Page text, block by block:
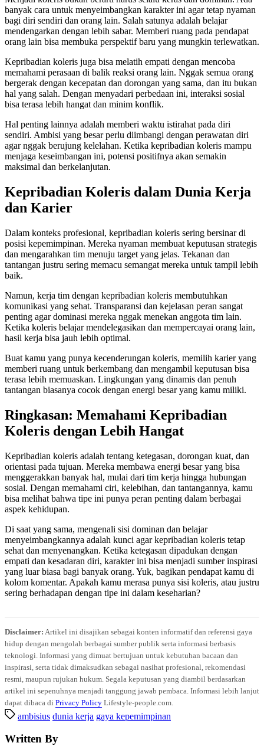
banyak cara untuk menyeimbangkan karakter ini agar tetap nyaman
bagi diri sendiri dan orang lain. Salah satunya adalah belajar
mendengarkan dengan lebih sabar. Memberi ruang pada pendapat
orang lain bisa membuka perspektif baru yang mungkin terlewatkan.
Kepribadian koleris juga bisa melatih empati dengan mencoba
memahami perasaan di balik reaksi orang lain. Nggak semua orang
bergerak dengan kecepatan dan dorongan yang sama, dan itu bukan
hal yang salah. Dengan menyadari perbedaan ini, interaksi sosial
bisa terasa lebih hangat dan minim konflik.
Hal penting lainnya adalah memberi waktu istirahat pada diri
sendiri. Ambisi yang besar perlu diimbangi dengan perawatan diri
agar nggak berujung kelelahan. Ketika kepribadian koleris mampu
menjaga keseimbangan ini, potensi positifnya akan semakin
maksimal dan berkelanjutan.
Kepribadian Koleris dalam Dunia Kerja
dan Karier
Dalam konteks profesional, kepribadian koleris sering bersinar di
posisi kepemimpinan. Mereka nyaman membuat keputusan strategis
dan mengarahkan tim menuju target yang jelas. Tekanan dan
tantangan justru sering memacu semangat mereka untuk tampil lebih
baik.
Namun, kerja tim dengan kepribadian koleris membutuhkan
komunikasi yang sehat. Transparansi dan kejelasan peran sangat
penting agar dominasi mereka nggak menekan anggota tim lain.
Ketika koleris belajar mendelegasikan dan mempercayai orang lain,
hasil kerja bisa jauh lebih optimal.
Buat kamu yang punya kecenderungan koleris, memilih karier yang
memberi ruang untuk berkembang dan mengambil keputusan bisa
terasa lebih memuaskan. Lingkungan yang dinamis dan penuh
tantangan biasanya cocok dengan energi besar yang kamu miliki.
Ringkasan: Memahami Kepribadian
Koleris dengan Lebih Hangat
Kepribadian koleris adalah tentang ketegasan, dorongan kuat, dan
orientasi pada tujuan. Mereka membawa energi besar yang bisa
menggerakkan banyak hal, mulai dari tim kerja hingga hubungan
sosial. Dengan memahami ciri, kelebihan, dan tantangannya, kamu
bisa melihat bahwa tipe ini punya peran penting dalam berbagai
aspek kehidupan.
Di saat yang sama, mengenali sisi dominan dan belajar
menyeimbangkannya adalah kunci agar kepribadian koleris tetap
sehat dan menyenangkan. Ketika ketegasan dipadukan dengan
empati dan kesadaran diri, karakter ini bisa menjadi sumber inspirasi
yang luar biasa bagi banyak orang. Yuk, bagikan pendapat kamu di
kolom komentar. Apakah kamu merasa punya sisi koleris, atau justru
sering berhadapan dengan tipe ini dalam keseharian?
Disclaimer: Artikel ini disajikan sebagai konten informatif dan referensi gaya
hidup dengan mengolah berbagai sumber publik serta informasi berbasis
teknologi. Informasi yang dimuat bertujuan untuk kebutuhan bacaan dan
inspirasi, serta tidak dimaksudkan sebagai nasihat profesional, rekomendasi
resmi, maupun rujukan hukum. Segala keputusan yang diambil berdasarkan
artikel ini sepenuhnya menjadi tanggung jawab pembaca. Informasi lebih lanjut
dapat dibaca di Privacy Policy Lifestyle-people.com.
ambisius dunia kerja gaya kepemimpinan
Written By